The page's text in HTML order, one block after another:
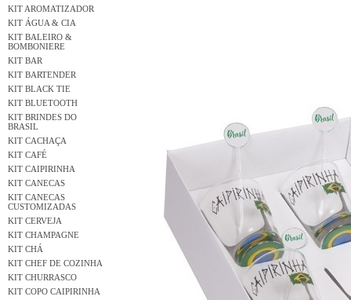
KIT AROMATIZADOR
KIT ÁGUA & CIA
KIT BALEIRO &
BOMBONIERE
KIT BAR
KIT BARTENDER
KIT BLACK TIE
KIT BLUETOOTH
KIT BRINDES DO
BRASIL
KIT CACHAÇA
KIT CAFÉ
KIT CAIPIRINHA
KIT CANECAS
KIT CANECAS
CUSTOMIZADAS
KIT CERVEJA
KIT CHAMPAGNE
KIT CHÁ
KIT CHEF DE COZINHA
KIT CHURRASCO
KIT COPO CAIPIRINHA